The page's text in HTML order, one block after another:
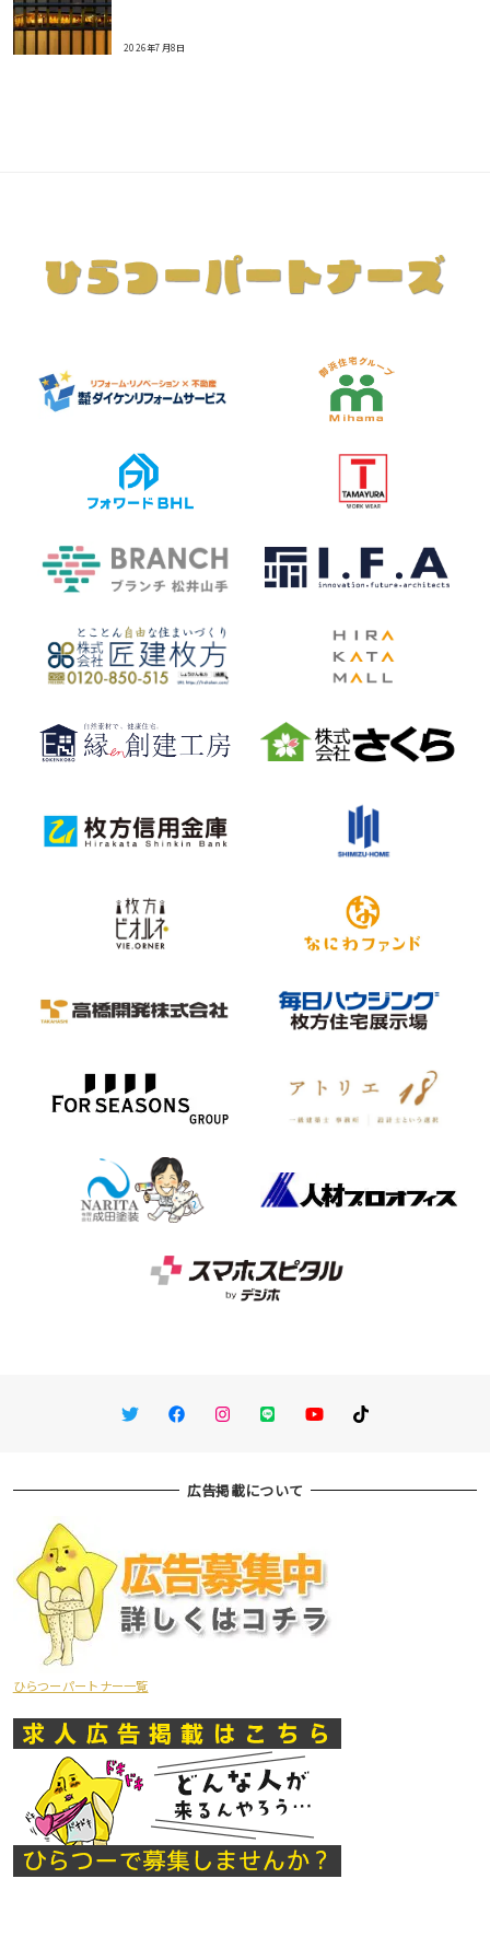
2026年7月8日
TwitterFacebookInstagram
LINE You TubeTikTok
広告掲載について
ひらつーパートナー一覧